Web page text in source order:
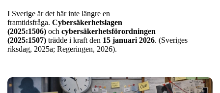
I Sverige är det här inte längre en
framtidsfråga. Cybersäkerhetslagen
(2025:1506) och cybersäkerhetsförordningen
(2025:1507) trädde i kraft den 15 januari 2026. (Sveriges
riksdag, 2025a; Regeringen, 2026).